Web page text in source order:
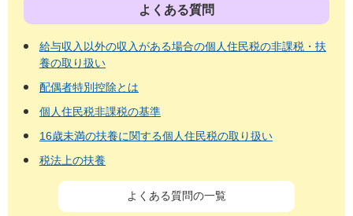
よくある質問
給与収入以外の収入がある場合の個人住民税の非課税・扶
養の取り扱い
配偶者特別控除とは
個人住民税非課税の基準
16歳未満の扶養に関する個人住民税の取り扱い
税法上の扶養
よくある質問の一覧